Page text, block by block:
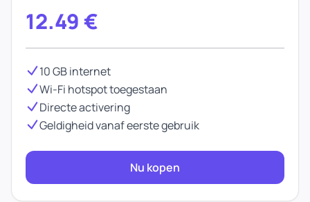
12.49 €
10 GB internet
Wi-Fi hotspot toegestaan
Directe activering
Geldigheid vanaf eerste gebruik
Nu kopen